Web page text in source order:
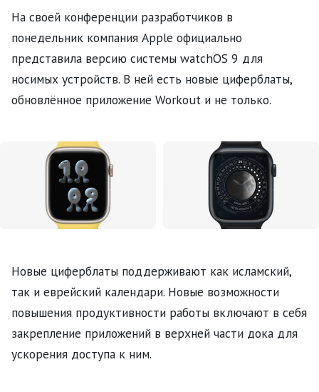
На своей конференции разработчиков в
понедельник компания Apple официально
представила версию системы watchOS 9 для
носимых устройств. В ней есть новые циферблаты,
обновлённое приложение Workout и не только.
Новые циферблаты поддерживают как исламский,
так и еврейский календари. Новые возможности
повышения продуктивности работы включают в себя
закрепление приложений в верхней части дока для
ускорения доступа к ним.